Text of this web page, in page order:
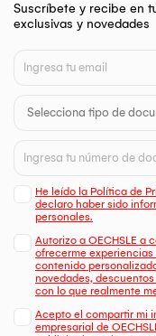
Suscríbete y recibe en
exclusivas y novedades
He leído la Política de
declaro haber sido
personales.
Autorizo a OECHSLE a
ofrecerme
contenido
novedades,
con lo que realmente
Acepto el compartir mi
empresarial de